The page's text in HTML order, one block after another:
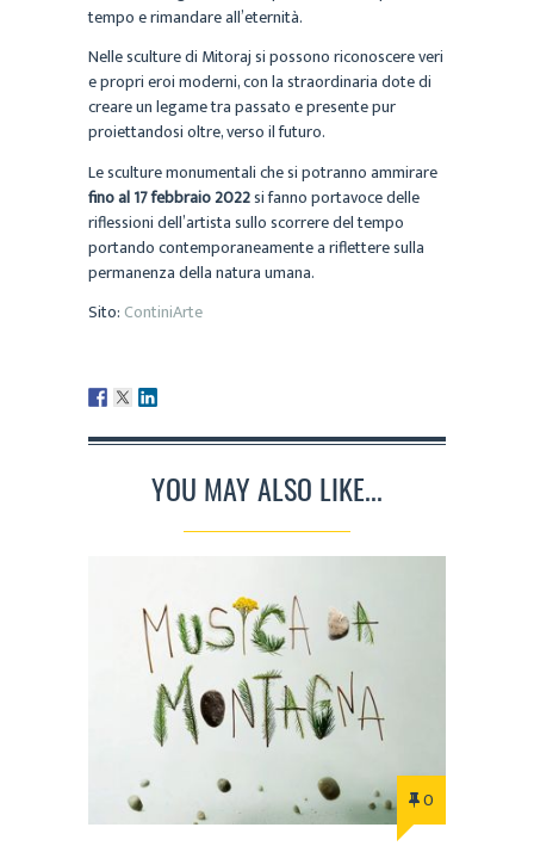
tempo e rimandare all’eternità.
Nelle sculture di Mitoraj si possono riconoscere veri
e propri eroi moderni, con la straordinaria dote di
creare un legame tra passato e presente pur
proiettandosi oltre, verso il futuro.
Le sculture monumentali che si potranno ammirare
fino al 17 febbraio 2022si fanno portavoce delle
riflessioni dell’artista sullo scorrere del tempo
portando contemporaneamente a riflettere sulla
permanenza della natura umana.
Sito: ContiniArte
YOU MAY ALSO LIKE...
0